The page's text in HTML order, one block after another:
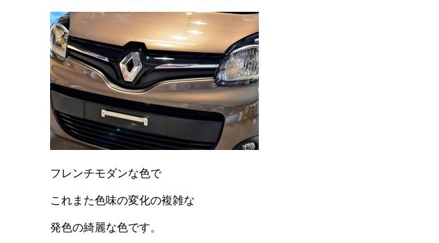
フレンチモダンな色で
これまた色味の変化の複雑な
発色の綺麗な色です。